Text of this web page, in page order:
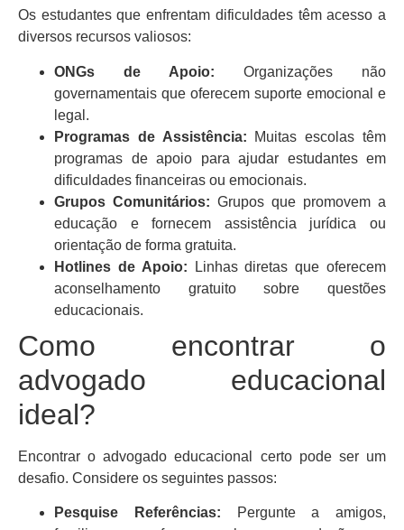
Os estudantes que enfrentam dificuldades têm acesso a
diversos recursos valiosos:
ONGs de Apoio: Organizações não
governamentais que oferecem suporte emocional e
legal.
Programas de Assistência: Muitas escolas têm
programas de apoio para ajudar estudantes em
dificuldades financeiras ou emocionais.
Grupos Comunitários: Grupos que promovem a
educação e fornecem assistência jurídica ou
orientação de forma gratuita.
Hotlines de Apoio: Linhas diretas que oferecem
aconselhamento gratuito sobre questões
educacionais.
Como encontrar o
advogado educacional
ideal?
Encontrar o advogado educacional certo pode ser um
desafio. Considere os seguintes passos:
Pesquise Referências: Pergunte a amigos,